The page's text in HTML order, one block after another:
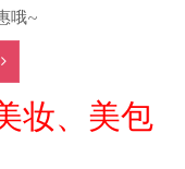
哦~
妆、美包